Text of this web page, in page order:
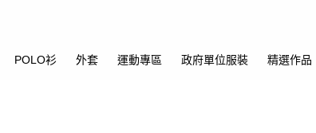
POLO衫 外套 運動專區 政府單位服裝 精選作品